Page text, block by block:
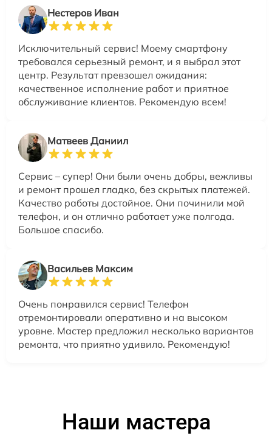
Нестеров Иван
Исключительный сервис! Моему смартфону
требовался серьезный ремонт, и я выбрал этот
центр. Результат превзошел ожидания:
качественное исполнение работ и приятное
обслуживание клиентов. Рекомендую всем!
Матвеев Даниил
Сервис – супер! Они были очень добры, вежливы
и ремонт прошел гладко, без скрытых платежей.
Качество работы достойное. Они починили мой
телефон, и он отлично работает уже полгода.
Большое спасибо.
Васильев Максим
Очень понравился сервис! Телефон
отремонтировали оперативно и на высоком
уровне. Мастер предложил несколько вариантов
ремонта, что приятно удивило. Рекомендую!
Наши мастера